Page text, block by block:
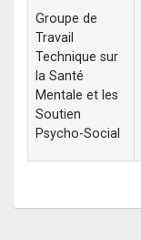
Groupe de
Travail
Technique sur
la Santé
Mentale et les
Soutien
Psycho-Social